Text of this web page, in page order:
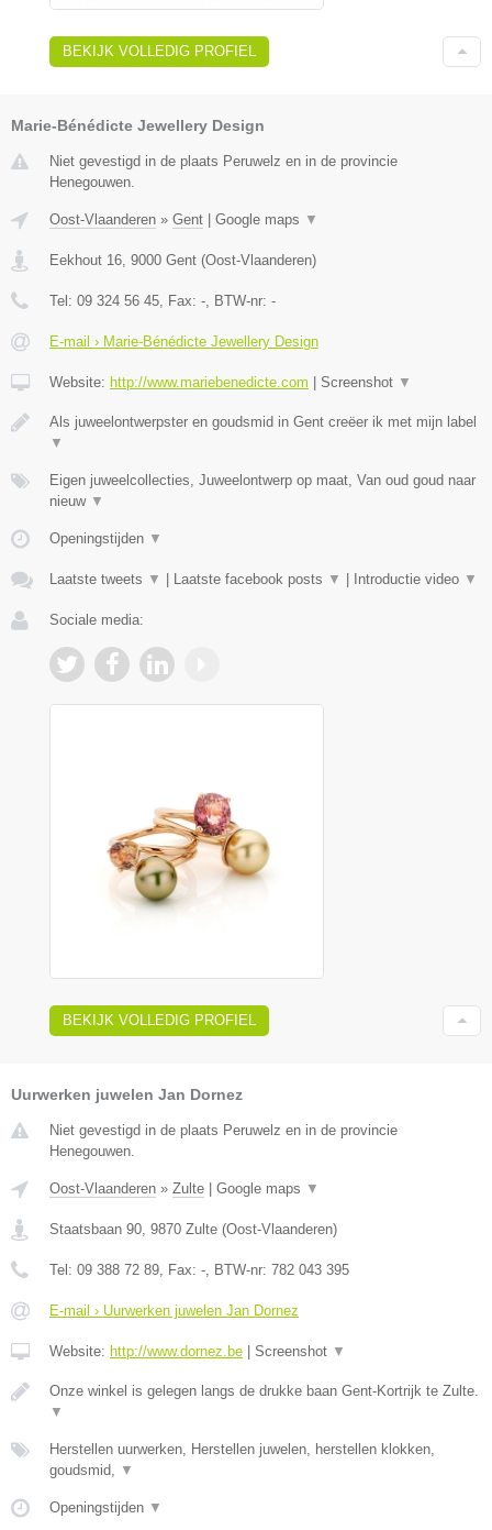
BEKIJK VOLLEDIG PROFIEL
Marie-Bénédicte Jewellery Design
Niet gevestigd in de plaats Peruwelz en in de provincie
Henegouwen.
Oost-Vlaanderen » Gent Google maps ▼
Eekhout 16, 9000 Gent (Oost-Vlaanderen)
Tel: 09 324 56 45, Fax: -, BTW-nr: -
E-mail › Marie-Bénédicte Jewellery Design
Website: http://www.mariebenedicte.com Screenshot ▼
Als juweelontwerpster en goudsmid in Gent creëer ik met mijn label
▼
Eigen juweelcollecties, Juweelontwerp op maat, Van oud goud naar
nieuw ▼
Openingstijden ▼
Laatste tweets ▼ Laatste facebook posts ▼ Introductie video ▼
Sociale media:
BEKIJK VOLLEDIG PROFIEL
Uurwerken juwelen Jan Dornez
Niet gevestigd in de plaats Peruwelz en in de provincie
Henegouwen.
Oost-Vlaanderen » Zulte Google maps ▼
Staatsbaan 90, 9870 Zulte (Oost-Vlaanderen)
Tel: 09 388 72 89, Fax: -, BTW-nr: 782 043 395
E-mail › Uurwerken juwelen Jan Dornez
Website: http://www.dornez.be Screenshot ▼
Onze winkel is gelegen langs de drukke baan Gent-Kortrijk te Zulte.
▼
Herstellen uurwerken, Herstellen juwelen, herstellen klokken,
goudsmid, ▼
Openingstijden ▼